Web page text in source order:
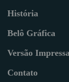
História
Belô Gráfica
Versão Impressa
Contato